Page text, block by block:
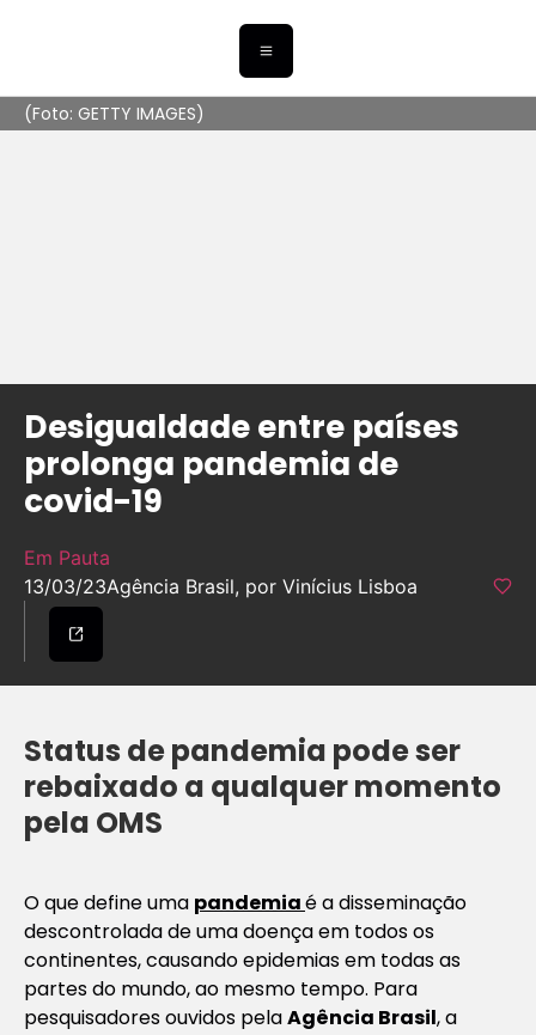
(Foto: GETTY IMAGES)
Desigualdade entre países
prolonga pandemia de
covid-19
Em Pauta
13/03/23Agência Brasil, por Vinícius Lisboa
Status de pandemia pode ser
rebaixado a qualquer momento
pela OMS
O que define uma pandemiaé a disseminação
descontrolada de uma doença em todos os
continentes, causando epidemias em todas as
partes do mundo, ao mesmo tempo. Para
pesquisadores ouvidos pelaAgência Brasil, a